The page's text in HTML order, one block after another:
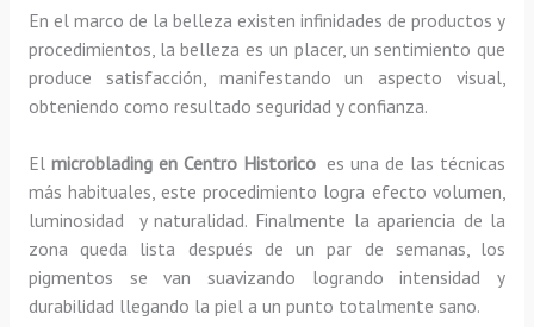
En el marco de la belleza existen infinidades de productos y
procedimientos, la belleza es un placer, un sentimiento que
produce satisfacción, manifestando un aspecto visual,
obteniendo como resultado seguridad y confianza.
El microblading en Centro Historico es una de las técnicas
más habituales, este procedimiento logra efecto volumen,
luminosidad y naturalidad. Finalmente la apariencia de la
zona queda lista después de un par de semanas, los
pigmentos se van suavizando logrando intensidad y
durabilidad llegando la piel a un punto totalmente sano.